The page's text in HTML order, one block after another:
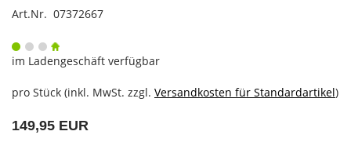
Art.Nr. 07372667
im Ladengeschäft verfügbar
pro Stück (inkl. MwSt. zzgl. Versandkosten für Standardartikel)
149,95 EUR